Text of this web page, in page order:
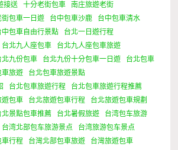
接送
十分老街包車
南庄旅遊老街
街包車一日遊 台中包車沙鹿
台中包車清水
中包車自由行景點
台北一日遊行程
台北九人座包車
台北九人座包車旅遊
北九份包車 台北九份十分包車一日遊
台北包車
車旅遊
台北包車旅遊景點
台北包車旅遊行程
台北包車旅遊行程推薦
遊包車 台北旅遊包車行程
台北旅遊包車規劃
北景點包車推薦 台北暑假旅遊
台湾包车旅游
台湾北部包车旅游景点
台湾旅游包车景点
車行程 台灣北部包車旅遊
台灣旅遊包車